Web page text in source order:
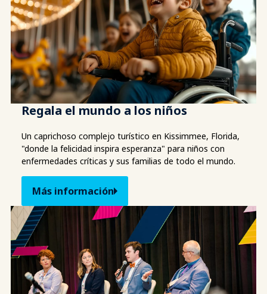
Regala el mundo a los niños
Un caprichoso complejo turístico en Kissimmee, Florida,
"donde la felicidad inspira esperanza" para niños con
enfermedades críticas y sus familias de todo el mundo.
Más información